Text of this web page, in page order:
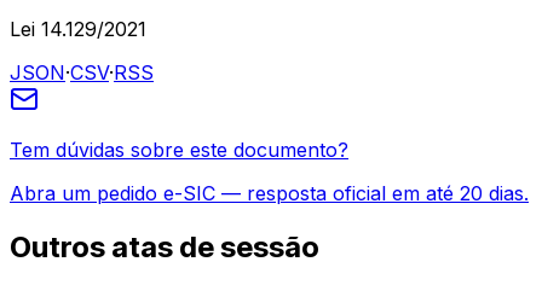
Lei 14.129/2021
JSON·CSV·RSS
Tem dúvidas sobre este documento?
Abra um pedido e-SIC — resposta oficial em até 20 dias.
Outros atas de sessão